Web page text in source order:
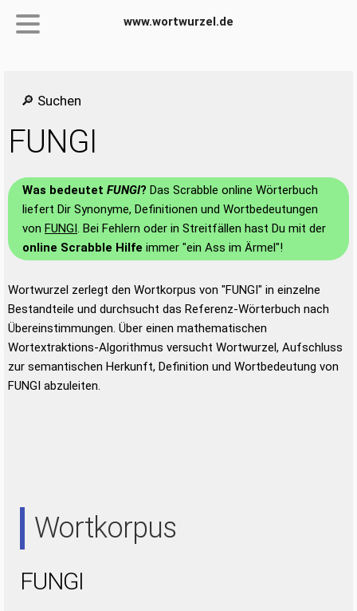
www.wortwurzel.de
🔎 Suchen
FUNGI
Was bedeutet FUNGI? Das Scrabble online Wörterbuch
liefert Dir Synonyme, Definitionen und Wortbedeutungen
von FUNGI. Bei Fehlern oder in Streitfällen hast Du mit der
online Scrabble Hilfe immer "ein Ass im Ärmel"!
Wortwurzel zerlegt den Wortkorpus von "FUNGI" in einzelne
Bestandteile und durchsucht das Referenz-Wörterbuch nach
Übereinstimmungen. Über einen mathematischen
Wortextraktions-Algorithmus versucht Wortwurzel, Aufschluss
zur semantischen Herkunft, Definition und Wortbedeutung von
FUNGI abzuleiten.
Wortkorpus
FUNGI